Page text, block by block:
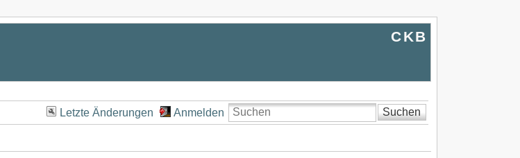
CKB
Letzte Änderungen Anmelden Suchen